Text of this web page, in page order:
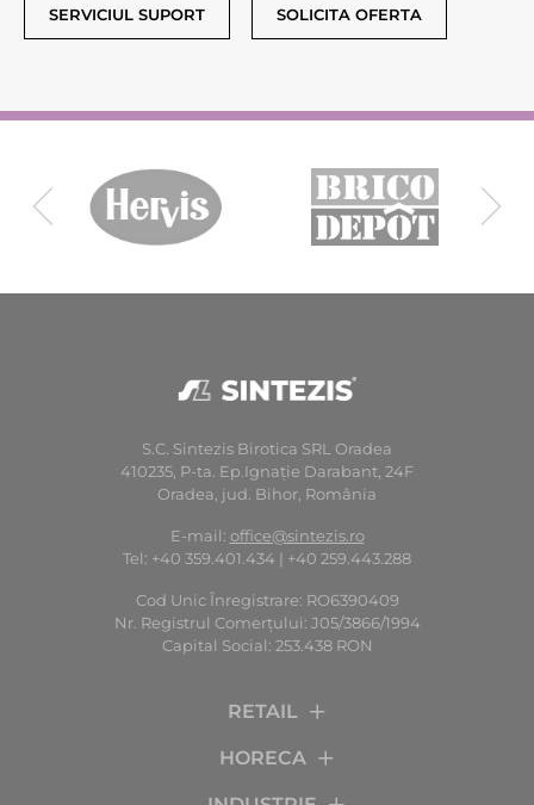
SERVICIUL SUPORT SOLICITA OFERTA
S.C. Sintezis Birotica SRL Oradea
410235, P-ta. Ep.Ignaţie Darabant, 24F
Oradea, jud. Bihor, România
E-mail: office@sintezis.ro
Tel: +40 359.401.434 | +40 259.443.288
Cod Unic Înregistrare: RO6390409
Nr. Registrul Comerţului: J05/3866/1994
Capital Social: 253.438 RON
RETAIL
HORECA